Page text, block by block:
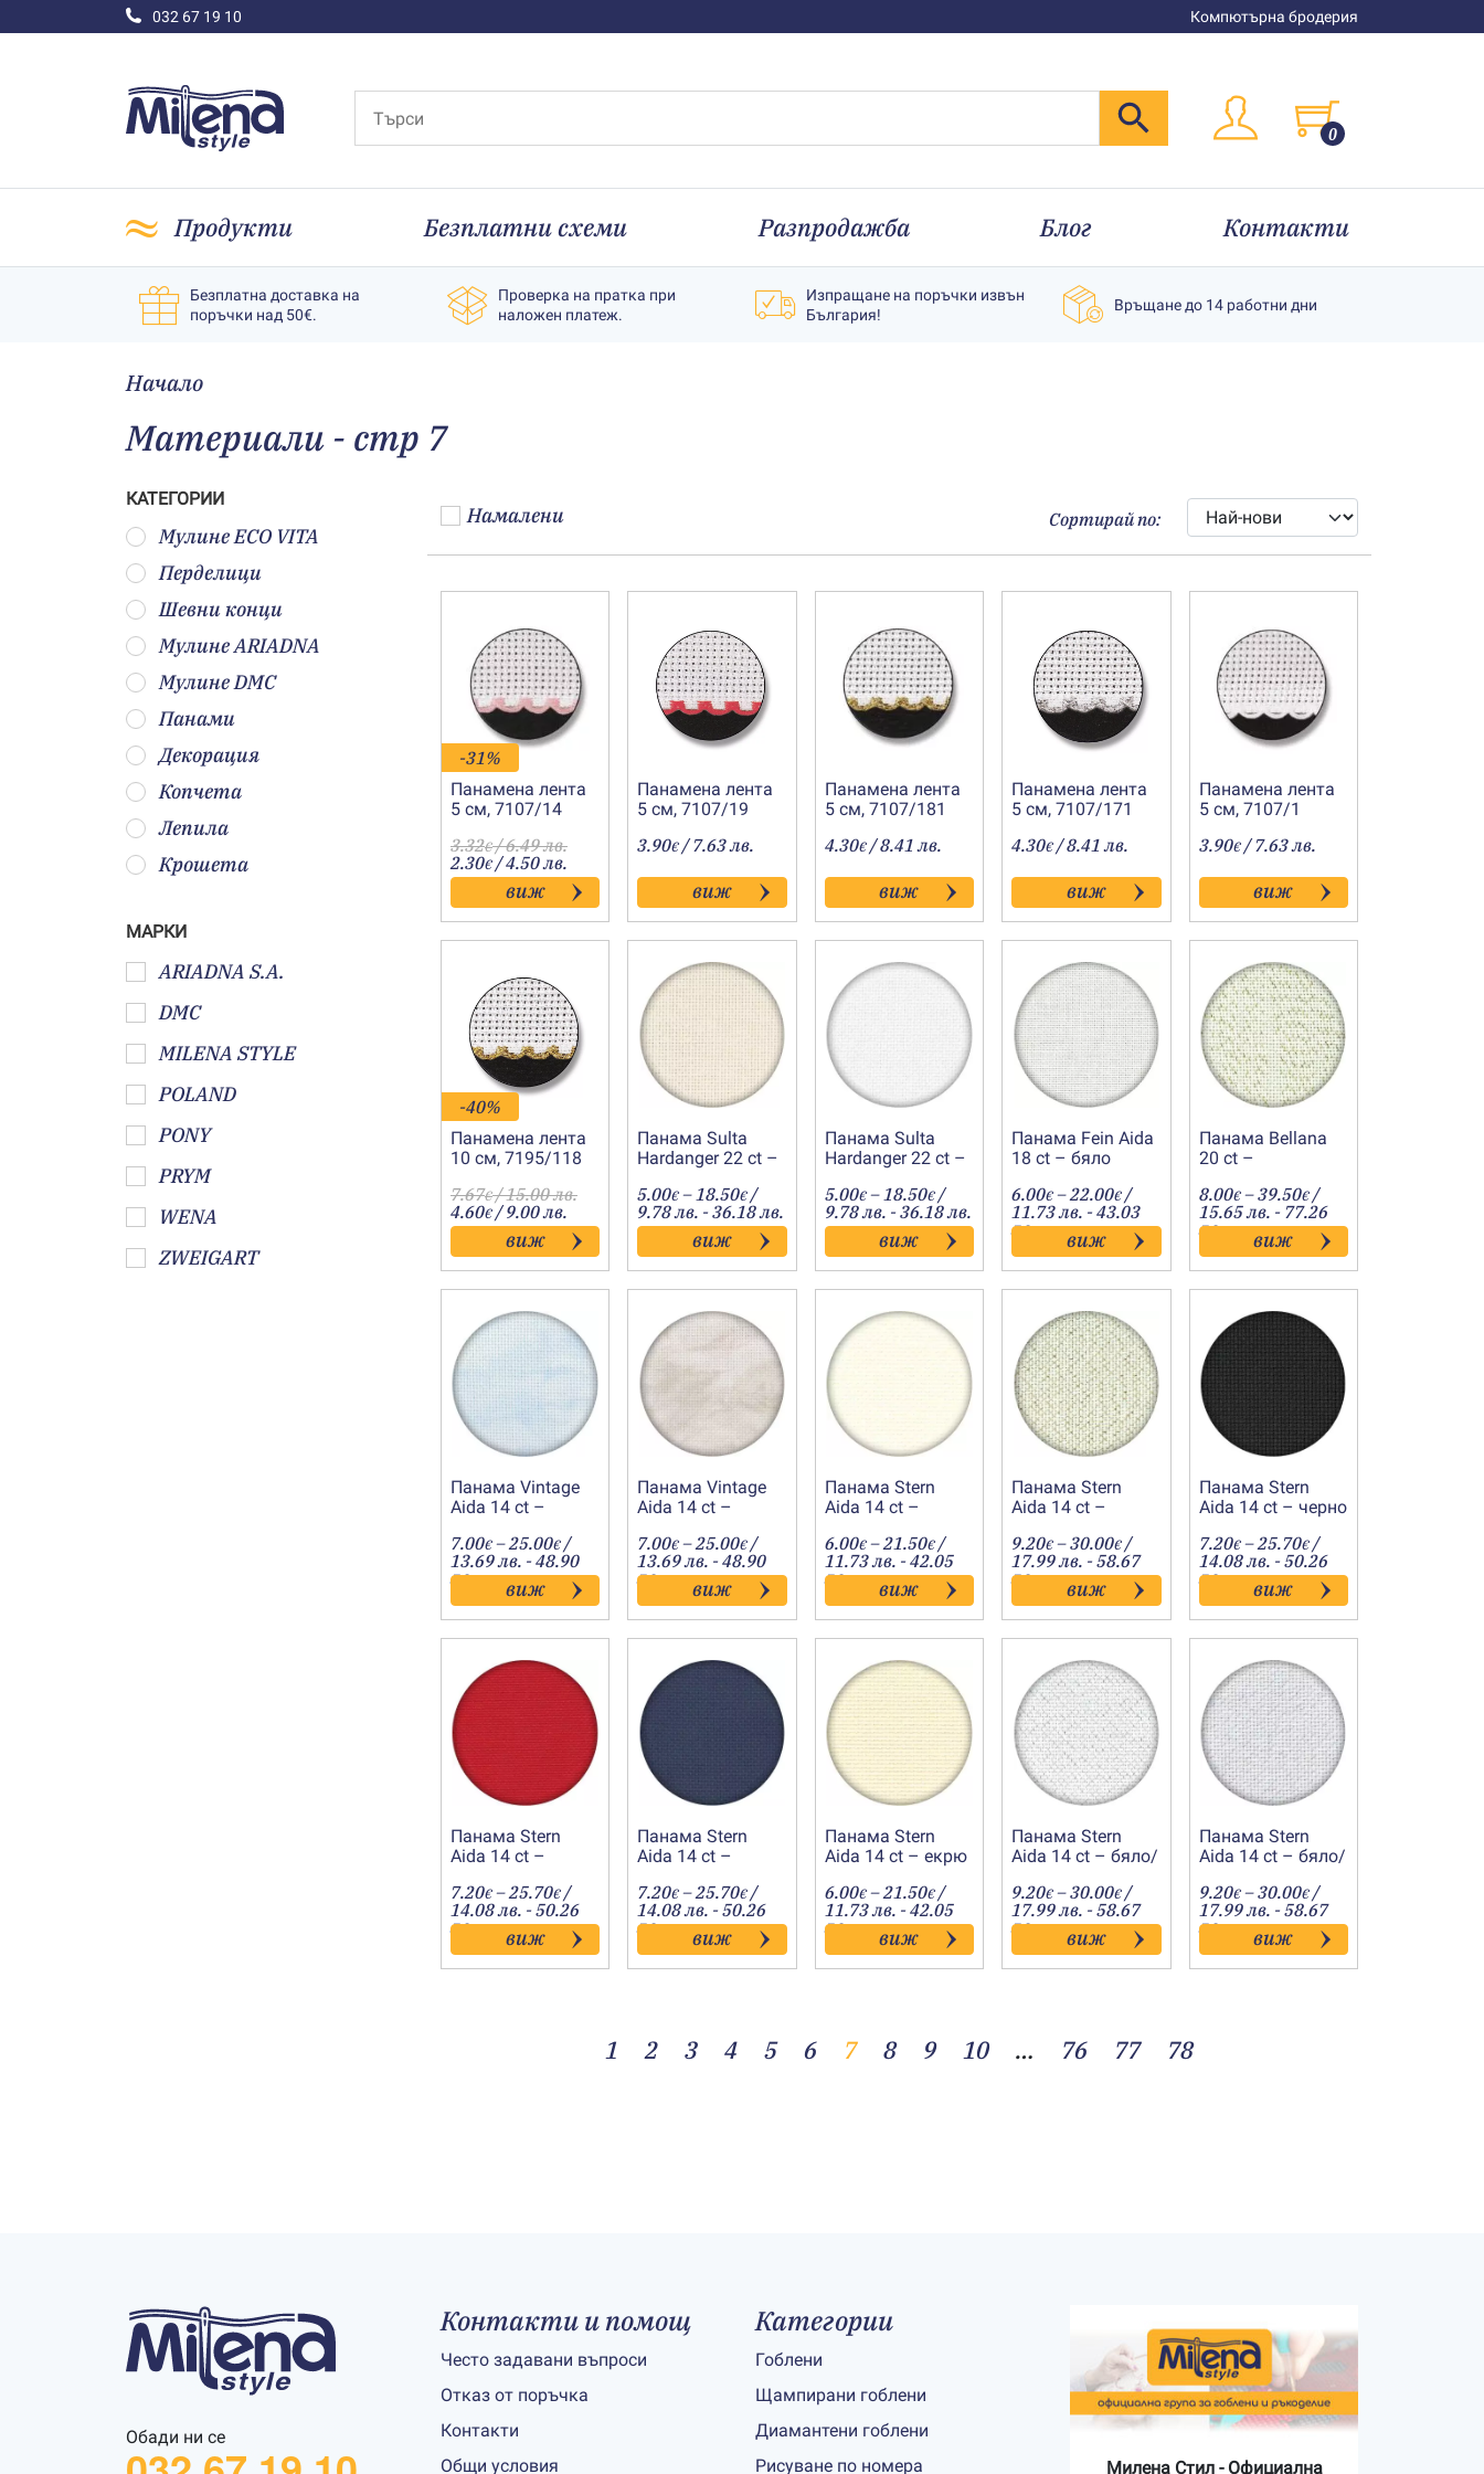
032 67 19 10 Компютърна бродерия
0
Продукти Безплатни схеми Разпродажба Блог Контакти
Безплатна доставка на
поръчки над 50€.
Проверка на пратка при
наложен платеж.
Изпращане на поръчки извън
България!
Връщане до 14 работни дни
Начало
Материали - стр 7
КАТЕГОРИИ
Мулине ECO VITA
Перделици
Шевни конци
Мулине ARIADNA
Мулине DMC
Панами
Декорация
Копчета
Лепила
Крошета
МАРКИ
ARIADNA S.A.
DMC
MILENA STYLE
POLAND
PONY
PRYM
WENA
ZWEIGART
Намалени Сортирай по:
-31%
Панамена лента
5 см, 7107/14
3.32€/ 6.49 лв.
2.30€ / 4.50 лв.
виж
Панамена лента
5 см, 7107/19
3.90€ / 7.63 лв.
виж
Панамена лента
5 см, 7107/181
4.30€/ 8.41 лв.
виж
Панамена лента
5 см, 7107/171
4.30€ / 8.41 лв.
виж
Панамена лента
5 см, 7107/1
3.90€/ 7.63 лв.
виж
-40%
Панамена лента
10 см, 7195/118
7.67€/ 15.00 лв.
4.60€ / 9.00 лв.
виж
Панама Sulta
Hardanger 22 ct –
5.00€ –18.50€Price
range:
5.00€
through
18.50€
/
9.78 лв. - 36.18 лв.
виж
Панама Sulta
Hardanger 22 ct –
5.00€ –18.50€Price
range:
5.00€
through
18.50€
/
9.78 лв. - 36.18 лв.
виж
Панама Fein Aida
18 ct – бяло
6.00€ –22.00€Price
range:
6.00€
through
22.00€
/
11.73 лв. - 43.03
лв. виж
Панама Bellana
20 ct –
злато
8.00€ –39.50€Price
range:
8.00€
through
39.50€
/
15.65 лв. - 77.26
лв. виж
Панама Vintage
Aida 14 ct –
7.00€ –25.00€Price
range:
7.00€
through
25.00€
/
13.69 лв. - 48.90
лв. виж
Панама Vintage
Aida 14 ct –
7.00€ –25.00€Price
range:
7.00€
through
25.00€
/
13.69 лв. - 48.90
лв. виж
Панама Stern
Aida 14 ct –
6.00€ –21.50€Price
range:
6.00€
through
21.50€
/
11.73 лв. - 42.05
лв. виж
Панама Stern
Aida 14 ct –
злато
9.20€ –30.00€Price
range:
9.20€
through
30.00€
/
17.99 лв. - 58.67
лв. виж
Панама Stern
Aida 14 ct – черно
7.20€ –25.70€Price
range:
7.20€
through
25.70€
/
14.08 лв. - 50.26
лв. виж
Панама Stern
Aida 14 ct –
7.20€ –25.70€Price
range:
7.20€
through
25.70€
/
14.08 лв. - 50.26
лв. виж
Панама Stern
Aida 14 ct –
7.20€ –25.70€Price
range:
7.20€
through
25.70€
/
14.08 лв. - 50.26
лв. виж
Панама Stern
Aida 14 ct – екрю
6.00€ –21.50€Price
range:
6.00€
through
21.50€
/
11.73 лв. - 42.05
лв. виж
Панама Stern
Aida 14 ct – бяло/
9.20€ –30.00€Price
range:
9.20€
through
30.00€
/
17.99 лв. - 58.67
лв. виж
Панама Stern
Aida 14 ct – бяло/
9.20€ –30.00€Price
range:
9.20€
through
30.00€
/
17.99 лв. - 58.67
лв. виж
1 2 3 4 5 6 7 8 9 10 … 76 77 78
Обади ни се
Контакти и помощ
Често задавани въпроси
Отказ от поръчка
Контакти
Общи условия
Категории
Гоблени
Щампирани гоблени
Диамантени гоблени
Рисуване по номера
Милена Стил - Официална